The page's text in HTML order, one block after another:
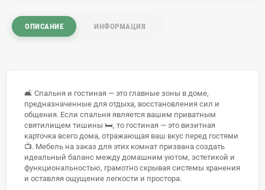
декоративную LED-подсветку. Персонализируйте
гостиную или спальню с помощью уникальных изделий,
ОПИСАНИЕ ИНФОРМАЦИЯ
🛋️ Спальня и гостиная — это главные зоны в доме,
предназначенные для отдыха, восстановления сил и
общения. Если спальня является вашим приватным
святилищем тишины 🛏️, то гостиная — это визитная
карточка всего дома, отражающая ваш вкус перед гостями
📺. Мебель на заказ для этих комнат призвана создать
идеальный баланс между домашним уютом, эстетикой и
функциональностью, грамотно скрывая системы хранения
и оставляя ощущение легкости и простора.